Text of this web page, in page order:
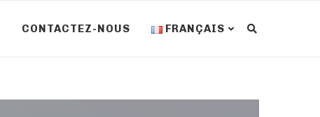
CONTACTEZ-NOUS FRANÇAIS